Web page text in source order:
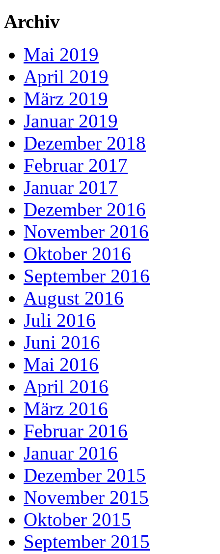
Archiv
Mai 2019
April 2019
März 2019
Januar 2019
Dezember 2018
Februar 2017
Januar 2017
Dezember 2016
November 2016
Oktober 2016
September 2016
August 2016
Juli 2016
Juni 2016
Mai 2016
April 2016
März 2016
Februar 2016
Januar 2016
Dezember 2015
November 2015
Oktober 2015
September 2015